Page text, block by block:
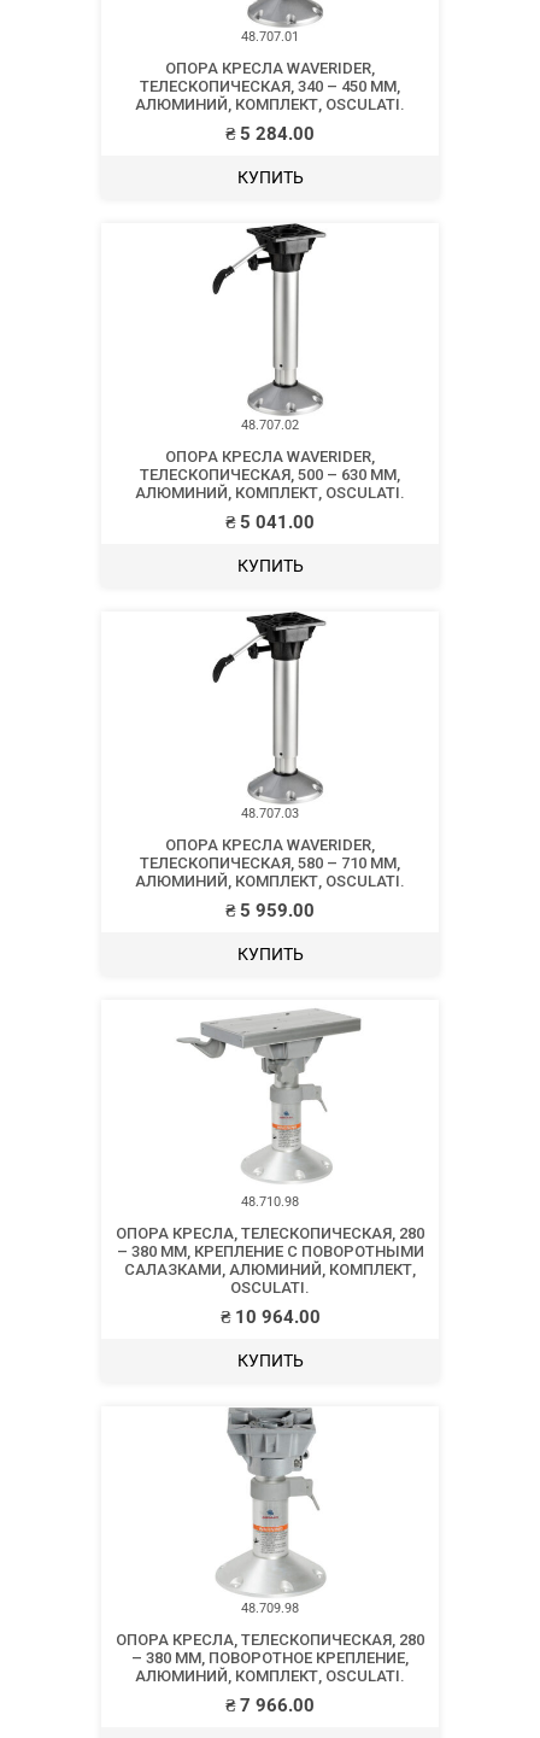
48.707.01
ОПОРА КРЕСЛА WAVERIDER,
ТЕЛЕСКОПИЧЕСКАЯ, 340 – 450 ММ,
АЛЮМИНИЙ, КОМПЛЕКТ, OSCULATI.
₴5 284.00
КУПИТЬ
48.707.02
ОПОРА КРЕСЛА WAVERIDER,
ТЕЛЕСКОПИЧЕСКАЯ, 500 – 630 ММ,
АЛЮМИНИЙ, КОМПЛЕКТ, OSCULATI.
₴5 041.00
КУПИТЬ
48.707.03
ОПОРА КРЕСЛА WAVERIDER,
ТЕЛЕСКОПИЧЕСКАЯ, 580 – 710 ММ,
АЛЮМИНИЙ, КОМПЛЕКТ, OSCULATI.
₴5 959.00
КУПИТЬ
48.710.98
ОПОРА КРЕСЛА, ТЕЛЕСКОПИЧЕСКАЯ, 280
– 380 ММ, КРЕПЛЕНИЕ С ПОВОРОТНЫМИ
САЛАЗКАМИ, АЛЮМИНИЙ, КОМПЛЕКТ,
OSCULATI.
₴10 964.00
КУПИТЬ
48.709.98
ОПОРА КРЕСЛА, ТЕЛЕСКОПИЧЕСКАЯ, 280
– 380 ММ, ПОВОРОТНОЕ КРЕПЛЕНИЕ,
АЛЮМИНИЙ, КОМПЛЕКТ, OSCULATI.
₴7 966.00